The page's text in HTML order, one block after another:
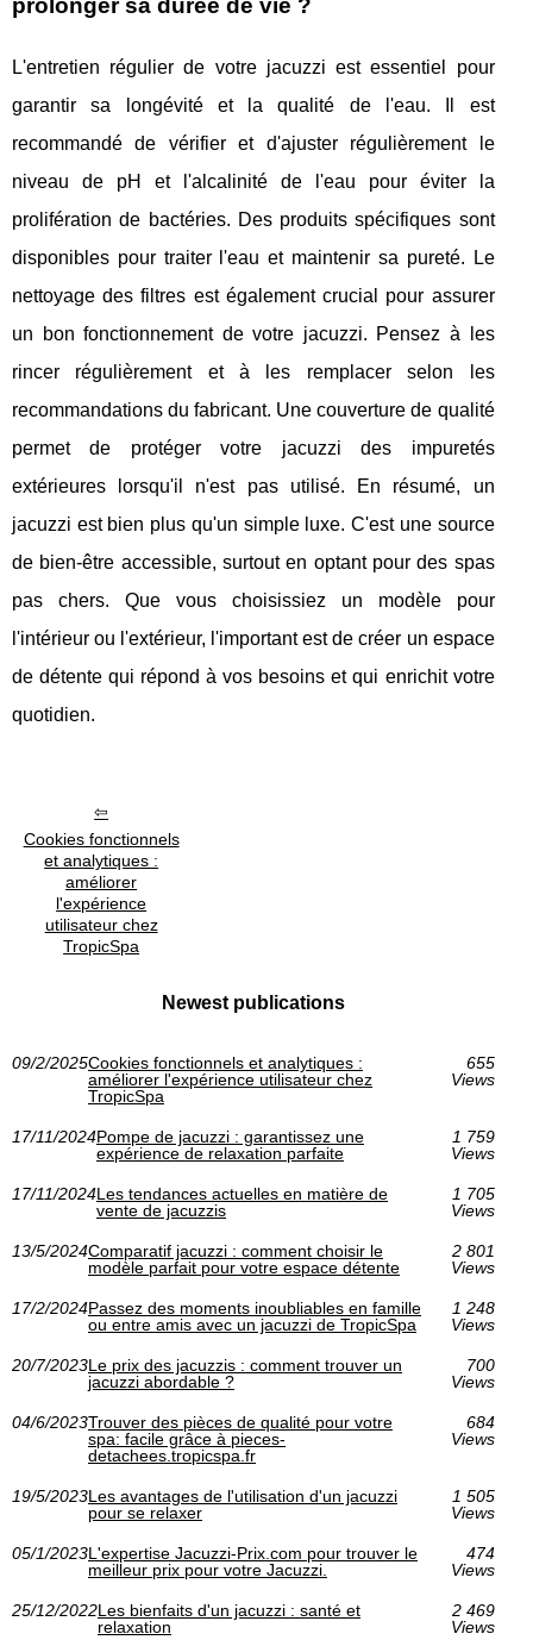
L'entretien régulier de votre jacuzzi est essentiel pour
garantir sa longévité et la qualité de l'eau. Il est
recommandé de vérifier et d'ajuster régulièrement le
niveau de pH et l'alcalinité de l'eau pour éviter la
prolifération de bactéries. Des produits spécifiques sont
disponibles pour traiter l'eau et maintenir sa pureté. Le
nettoyage des filtres est également crucial pour assurer
un bon fonctionnement de votre jacuzzi. Pensez à les
rincer régulièrement et à les remplacer selon les
recommandations du fabricant. Une couverture de qualité
permet de protéger votre jacuzzi des impuretés
extérieures lorsqu'il n'est pas utilisé. En résumé, un
jacuzzi est bien plus qu'un simple luxe. C'est une source
de bien-être accessible, surtout en optant pour des spas
pas chers. Que vous choisissiez un modèle pour
l'intérieur ou l'extérieur, l'important est de créer un espace
de détente qui répond à vos besoins et qui enrichit votre
quotidien.
Cookies fonctionnels
et analytiques :
améliorer
l'expérience
utilisateur chez
TropicSpa
Newest publications
09/2/2025Cookies fonctionnels et analytiques :
améliorer l'expérience utilisateur chez
TropicSpa
655
Views
17/11/2024Pompe de jacuzzi : garantissez une
expérience de relaxation parfaite
1 759
Views
17/11/2024Les tendances actuelles en matière de
vente de jacuzzis
1 705
Views
13/5/2024Comparatif jacuzzi : comment choisir le
modèle parfait pour votre espace détente
2 801
Views
17/2/2024Passez des moments inoubliables en famille
ou entre amis avec un jacuzzi de TropicSpa
1 248
Views
20/7/2023Le prix des jacuzzis : comment trouver un
jacuzzi abordable ?
700
Views
04/6/2023Trouver des pièces de qualité pour votre
spa: facile grâce à pieces-
detachees.tropicspa.fr
684
Views
19/5/2023Les avantages de l'utilisation d'un jacuzzi
pour se relaxer
1 505
Views
05/1/2023L'expertise Jacuzzi-Prix.com pour trouver le
meilleur prix pour votre Jacuzzi.
474
Views
25/12/2022Les bienfaits d'un jacuzzi : santé et
relaxation
2 469
Views